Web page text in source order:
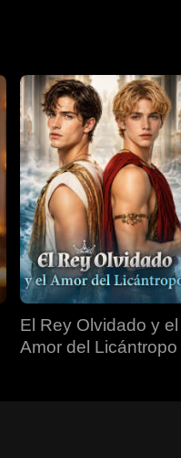
El Rey Olvidado y el
Amor del Licántropo